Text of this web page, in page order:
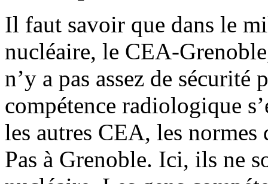
Il faut savoir que dans le
nucléaire, le CEA-
n’y a pas assez de
compétence radiologique
les autres CEA, les normes
Pas à Grenoble. Ici, ils ne